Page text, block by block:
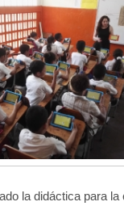
la didáctica para